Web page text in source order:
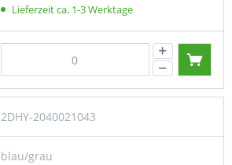
Lieferzeit ca. 1-3 Werktage
2DHY-2040021043
blau/grau